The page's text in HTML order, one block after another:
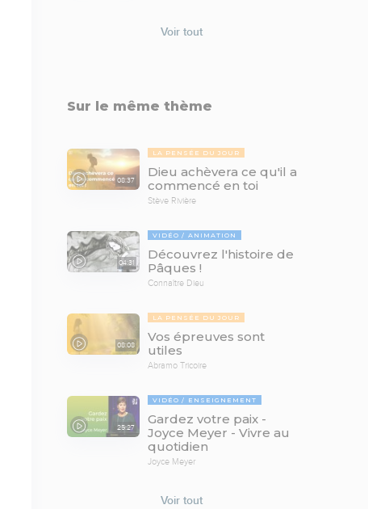
Voir tout
Sur le même thème
08:37
LA PENSÉE DU JOUR
Dieu achèvera ce qu'il a
commencé en toi
Stève Rivière
04:31
VIDÉO ANIMATION
Découvrez l'histoire de
Pâques !
Connaître Dieu
08:08
LA PENSÉE DU JOUR
Vos épreuves sont
utiles
Abramo Tricoire
25:27
VIDÉO ENSEIGNEMENT
Gardez votre paix -
Joyce Meyer - Vivre au
quotidien
Joyce Meyer
Voir tout